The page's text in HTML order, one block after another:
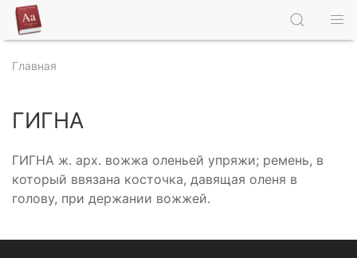
Главная
ГИГНА
ГИГНА ж. арх. вожжа оленьей упряжи; ремень, в
который ввязана косточка, давящая оленя в
голову, при держании вожжей.